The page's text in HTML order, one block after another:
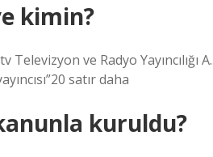
kimin?
ve Radyo
satır daha
kuruldu?